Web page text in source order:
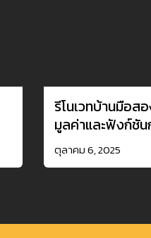
รีโนเวทบ้านมือส
มูลค่าและฟังก์ชัน
งาน
ตุลาคม 6, 2025